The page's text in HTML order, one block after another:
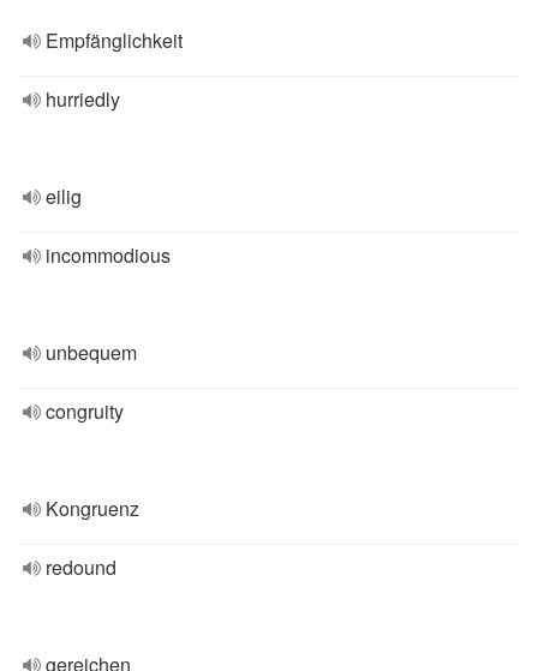
Empfänglichkeit
hurriedly
eilig
incommodious
unbequem
congruity
Kongruenz
redound
gereichen